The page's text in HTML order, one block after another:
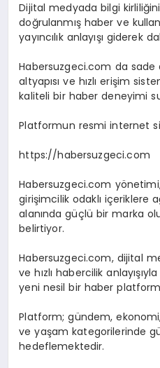
Dijital medyada bilgi
doğrulanmış haber ve
yayıncılık anlayışı giderek
Habersuzgeci.com da
altyapısı ve hızlı erişim
kaliteli bir haber deneyimi
Platformun resmi internet
https://habersuzgeci.com
Habersuzgeci.com
girişimcilik odaklı içeriklere
alanında güçlü bir marka
belirtiyor.
Habersuzgeci.com, dijital
ve hızlı habercilik
yeni nesil bir haber
Platform; gündem,
ve yaşam kategorilerinde
hedeflemektedir.